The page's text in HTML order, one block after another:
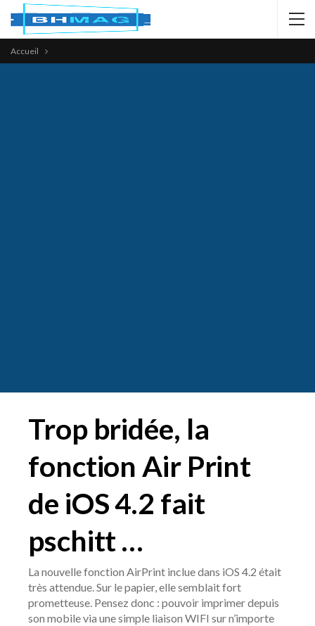
Accueil
Trop bridée, la
fonction Air Print
de iOS 4.2 fait
pschitt …
La nouvelle fonction AirPrint inclue dans iOS 4.2 était
très attendue. Sur le papier, elle semblait fort
prometteuse. Pensez donc : pouvoir imprimer depuis
son mobile via une simple liaison WIFI sur n’importe